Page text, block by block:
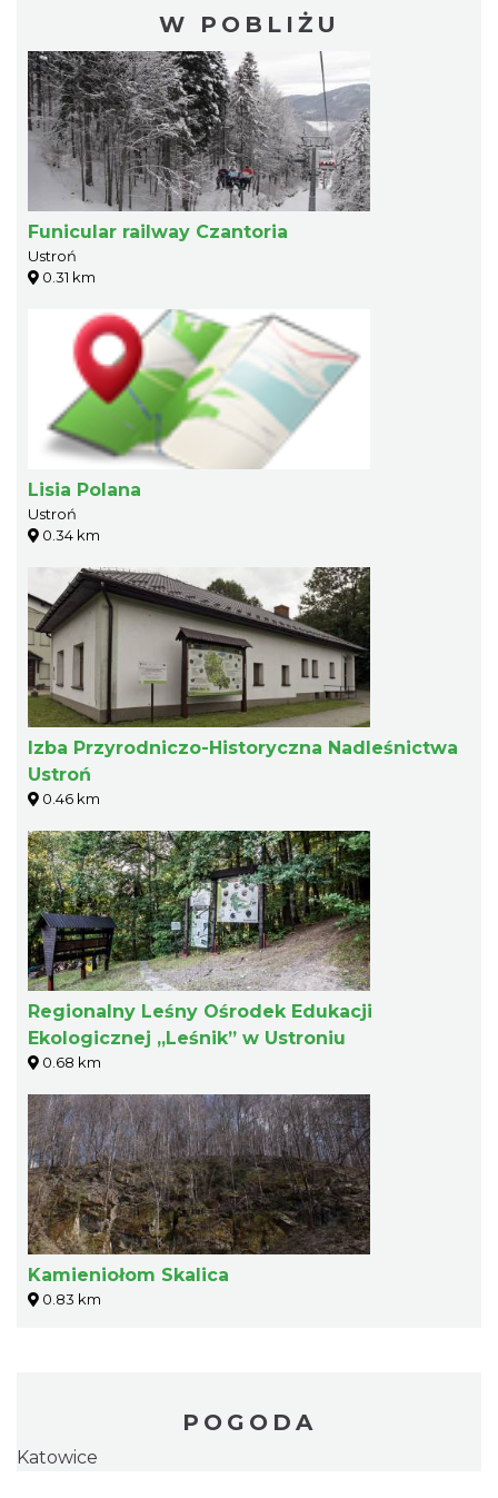
W POBLIŻU
Funicular railway Czantoria
Ustroń
0.31 km
Lisia Polana
Ustroń
0.34 km
Izba Przyrodniczo-Historyczna Nadleśnictwa
Ustroń
0.46 km
Regionalny Leśny Ośrodek Edukacji
Ekologicznej „Leśnik” w Ustroniu
0.68 km
Kamieniołom Skalica
0.83 km
POGODA
Katowice